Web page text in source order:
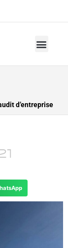
d’entreprise